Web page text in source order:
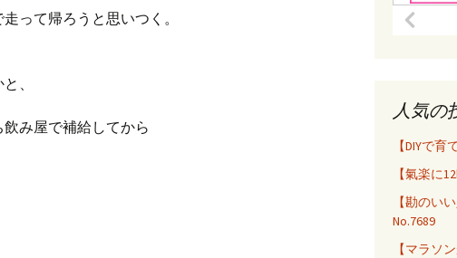
って帰ろうと思いつく。
、
み屋で補給してから
人気の
【DIYで
【氣楽に
【勘のい
No.7689
【マラソ